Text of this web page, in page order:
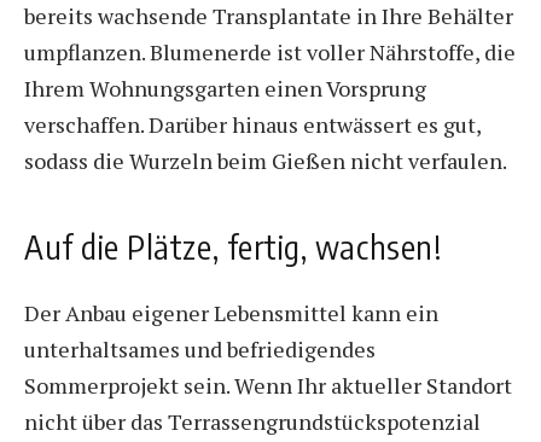
bereits wachsende Transplantate in Ihre Behälter
umpflanzen. Blumenerde ist voller Nährstoffe, die
Ihrem Wohnungsgarten einen Vorsprung
verschaffen. Darüber hinaus entwässert es gut,
sodass die Wurzeln beim Gießen nicht verfaulen.
Auf die Plätze, fertig, wachsen!
Der Anbau eigener Lebensmittel kann ein
unterhaltsames und befriedigendes
Sommerprojekt sein. Wenn Ihr aktueller Standort
nicht über das Terrassengrundstückspotenzial